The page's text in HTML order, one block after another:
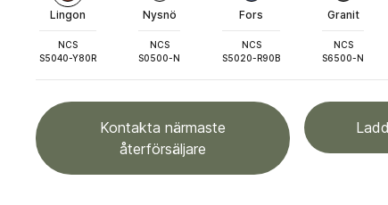
Lingon
NCS
S5040-Y80R
Nysnö
NCS
S0500-N
Fors
NCS
S5020-R90B
Granit
NCS
S6500-N
Kontakta närmaste
återförsäljare